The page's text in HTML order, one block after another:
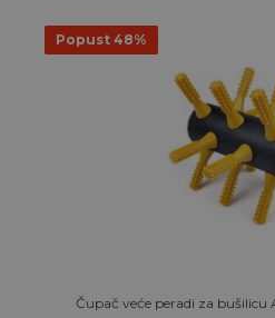
Popust 48%
Čupač veće peradi za bušilicu